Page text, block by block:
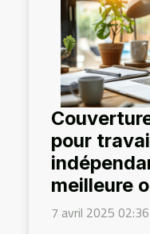
pour
meilleure
7 avril 2025 02:36